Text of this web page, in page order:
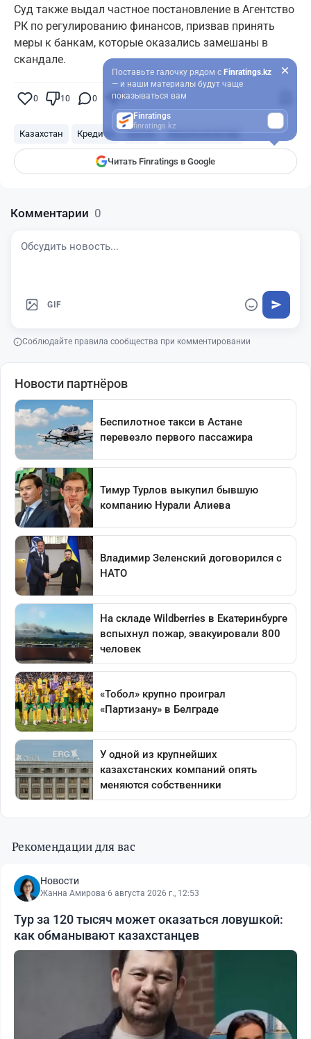
Суд также выдал частное постановление в Агентство
РК по регулированию финансов, призвав принять
меры к банкам, которые оказались замешаны в
скандале.
0 10 0 0
Казахстан Кредиты Банки Мошенничество
Читать Finratings в Google
Поставьте галочку рядом с Finratings.kz
— и наши материалы будут чаще
показываться вам
Finratings
finratings.kz
Комментарии 0
GIF
Соблюдайте правила сообщества при комментировании
Рекомендации для вас
Новости
Жанна Амирова·6 августа 2026 г., 12:53
Тур за 120 тысяч может оказаться ловушкой:
как обманывают казахстанцев